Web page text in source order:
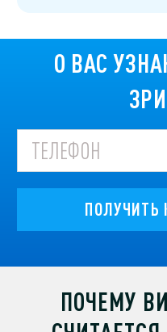
О ВАС
ПОЛУЧИТЬ
ПОЧЕМУ